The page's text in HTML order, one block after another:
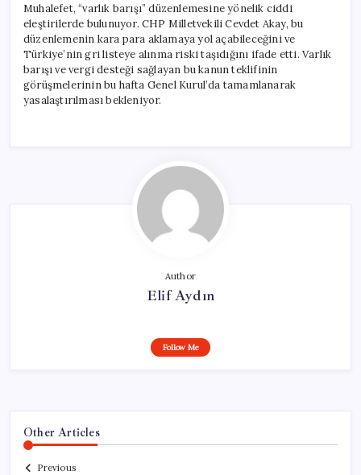
Muhalefet, “varlık barışı” düzenlemesine yönelik ciddi
eleştirilerde bulunuyor. CHP Milletvekili Cevdet Akay, bu
düzenlemenin kara para aklamaya yol açabileceğini ve
Türkiye’nin gri listeye alınma riski taşıdığını ifade etti. Varlık
barışı ve vergi desteği sağlayan bu kanun teklifinin
görüşmelerinin bu hafta Genel Kurul’da tamamlanarak
yasalaştırılması bekleniyor.
Author
Elif Aydın
Follow Me
Other Articles
Previous